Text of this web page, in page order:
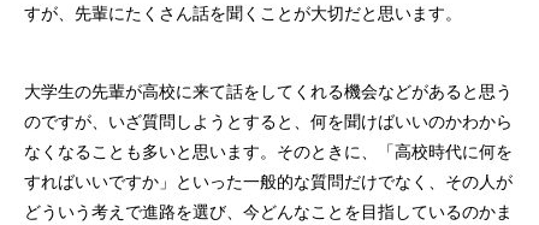
すが、先輩にたくさん話を聞くことが大切だと思います。
大学生の先輩が高校に来て話をしてくれる機会などがあると思う
のですが、いざ質問しようとすると、何を聞けばいいのかわから
なくなることも多いと思います。そのときに、「高校時代に何を
すればいいですか」といった一般的な質問だけでなく、その人が
どういう考えで進路を選び、今どんなことを目指しているのかま